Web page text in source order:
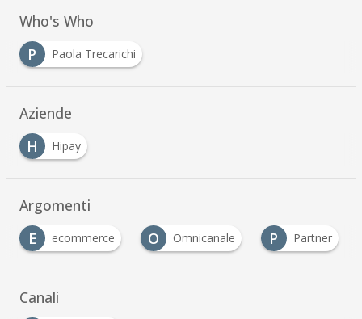
Who's Who
P
Paola Trecarichi
Aziende
H
Hipay
Argomenti
E
ecommerce O Omnicanale P Partner
Canali